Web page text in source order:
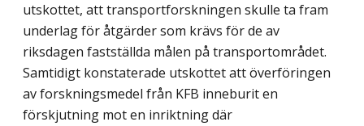
utskottet, att transportforskningen skulle ta fram
underlag för åtgärder som krävs för de av
riksdagen fastställda målen på transportområdet.
Samtidigt konstaterade utskottet att överföringen
av forskningsmedel från KFB inneburit en
förskjutning mot en inriktning där